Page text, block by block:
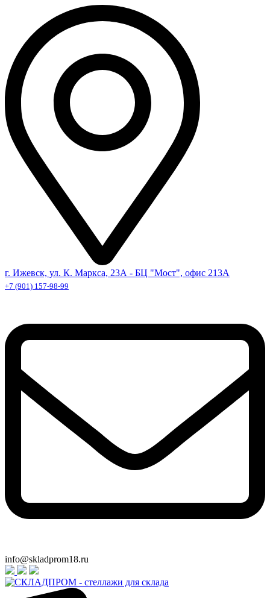
г. Ижевск, ул. К. Маркса, 23А - БЦ "Мост", офис 213А
+7 (901) 157-98-99
info@skladprom18.ru